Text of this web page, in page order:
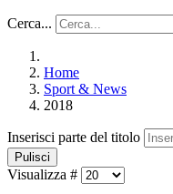
Cerca...
Home
Sport & News
2018
Inserisci parte del titolo
Pulisci
Visualizza #